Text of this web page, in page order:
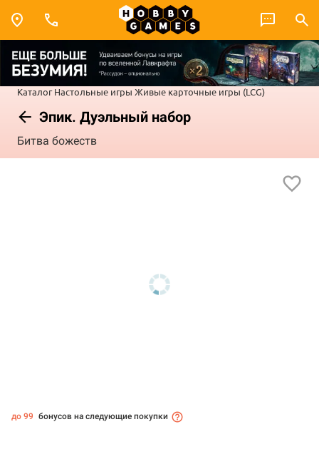
Каталог Настольные игры Живые карточные игры (LCG)
Эпик. Дуэльный набор
Битва божеств
до 99 бонусов на следующие покупки